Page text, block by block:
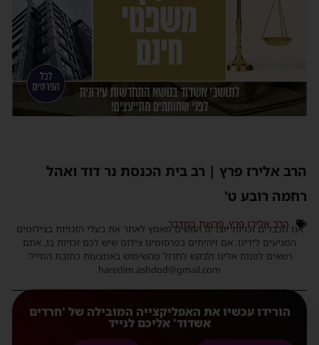
הרב אלירז פרץ | רב בית הכנסת נר דוד ואהל
רחמה רובע ט'
הרב אלירז פרץ,פרשת במדבר
אנו מכבדים זכויות יוצרים ועושים מאמץ לאתר את בעלי הזכויות בצילומים
המגיעים לידינו. אם זיהיתים בפרסומינו צילום שיש לכם זכויות בו, אתם
רשאים לפנות אלינו ולבקש לחדול מהשימוש באמצעות כתובת המייל:
haredim.ashdod@gmail.com
הורידו עכשיו את האפליקצייה המובילה של 'חרדים
אשדוד' אליכם לנייד